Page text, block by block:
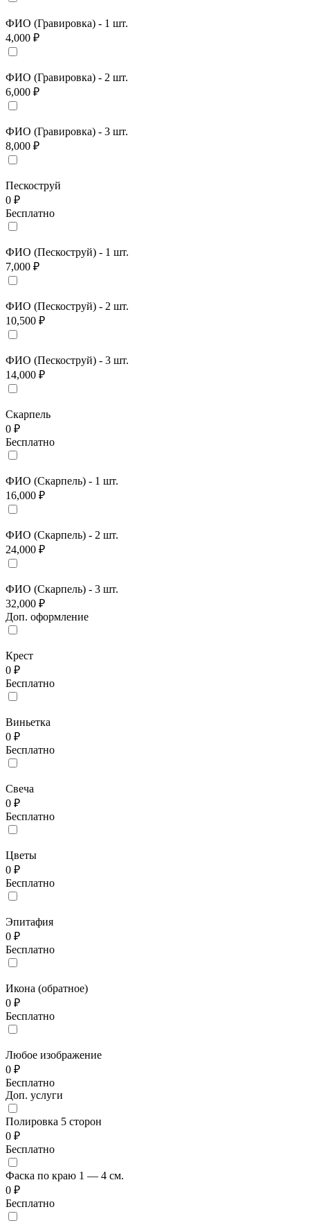
ФИО (Гравировка) - 1 шт.
4,000 ₽
ФИО (Гравировка) - 2 шт.
6,000 ₽
ФИО (Гравировка) - 3 шт.
8,000 ₽
Пескоструй
0 ₽
Бесплатно
ФИО (Пескоструй) - 1 шт.
7,000 ₽
ФИО (Пескоструй) - 2 шт.
10,500 ₽
ФИО (Пескоструй) - 3 шт.
14,000 ₽
Скарпель
0 ₽
Бесплатно
ФИО (Скарпель) - 1 шт.
16,000 ₽
ФИО (Скарпель) - 2 шт.
24,000 ₽
ФИО (Скарпель) - 3 шт.
32,000 ₽
Доп. оформление
Крест
0 ₽
Бесплатно
Виньетка
0 ₽
Бесплатно
Свеча
0 ₽
Бесплатно
Цветы
0 ₽
Бесплатно
Эпитафия
0 ₽
Бесплатно
Икона (обратное)
0 ₽
Бесплатно
Любое изображение
0 ₽
Бесплатно
Доп. услуги
Полировка 5 сторон
0 ₽
Бесплатно
Фаска по краю 1 — 4 см.
0 ₽
Бесплатно